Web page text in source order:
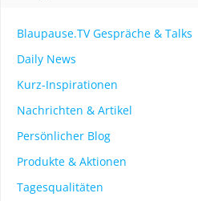
Blaupause.TV Gespräche & Talks
Daily News
Kurz-Inspirationen
Nachrichten & Artikel
Persönlicher Blog
Produkte & Aktionen
Tagesqualitäten